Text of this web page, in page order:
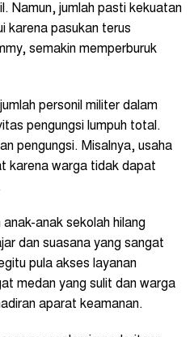
Namun, jumlah pasti kekuatan
karena pasukan terus
semakin memperburuk
personil militer dalam
pengungsi lumpuh total.
pengungsi. Misalnya, usaha
karena warga tidak dapat
anak sekolah hilang
dan suasana yang sangat
pula akses layanan
medan yang sulit dan warga
aparat keamanan.